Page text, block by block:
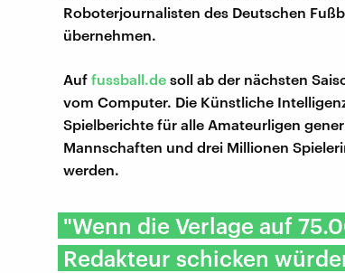
Roboterjournalisten des Deutschen
übernehmen.
Auf fussball.de soll ab der nächsten
vom Computer. Die Künstliche
Spielberichte für alle Amateurligen
Mannschaften und drei Millionen
werden.
"Wenn die Verlage auf
Redakteur schicken